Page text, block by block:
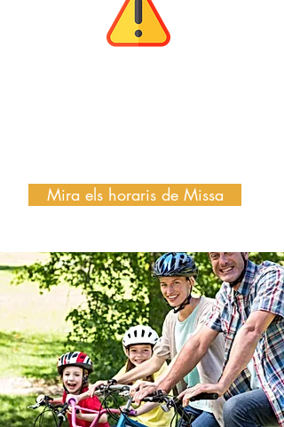
Mira els horaris de Missa